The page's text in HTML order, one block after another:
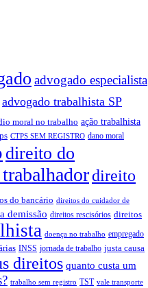
advogado especialista
advogado trabalhista SP
moral no trabalho ação trabalhista
CTPS SEM REGISTRO dano moral
direito do
direito
do bancário direitos do cuidador de
demissão direitos rescisórios direitos
doença no trabalho empregado
INSS jornada de trabalho justa causa
direitos quanto custa um
trabalho sem registro TST vale transporte